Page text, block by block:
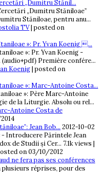
„Dumitru Stănil...
„Dumitru Stăniloae”
Stăniloae, pentru anu...
TV| posted on
»: Pr. Yvan Koenig ...
»: Pr. Yvan Koenig -
Première confére...
Koenig| posted on
»: Marc-Antoine Costa...
»: Père Marc-Antoine
de la Liturgie. Absolu ou rel...
Antoine Costa de
Jean Bob... 2012-10-02
- Introducere Părintele Jean
de Studii și Cer... 7.1k views |
on 03/10/2012
ne fera pas ses conférences
plusieurs réprises, pour des